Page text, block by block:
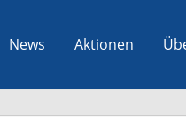
News Aktionen